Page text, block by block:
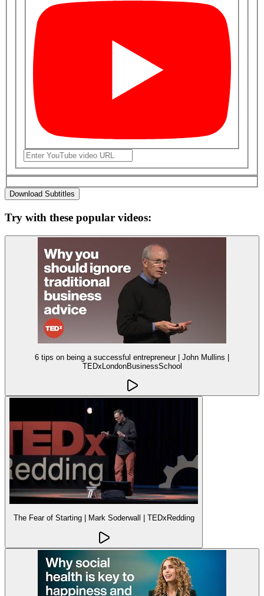
Download Subtitles
Try with these popular videos:
6 tips on being a successful entrepreneur | John Mullins |
TEDxLondonBusinessSchool
The Fear of Starting | Mark Soderwall | TEDxRedding